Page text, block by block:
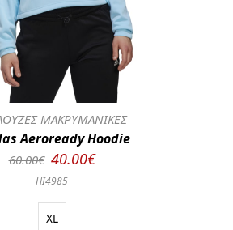
ΜΑΚΡΥΜΑΝΙΚΕΣ
Aeroready Hoodie
60.00€ 40.00€
HI4985
XL